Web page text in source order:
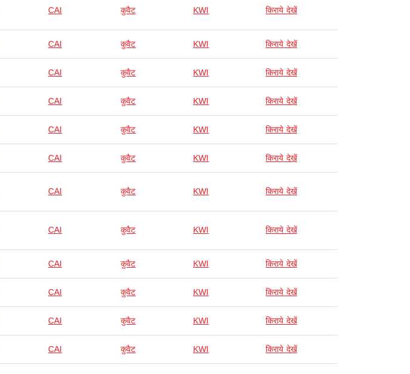
CAI कुवैट KWI किराये देखें
CAI कुवैट KWI किराये देखें
CAI कुवैट KWI किराये देखें
CAI कुवैट KWI किराये देखें
CAI कुवैट KWI किराये देखें
CAI कुवैट KWI किराये देखें
CAI कुवैट KWI किराये देखें
CAI कुवैट KWI किराये देखें
CAI कुवैट KWI किराये देखें
CAI कुवैट KWI किराये देखें
CAI कुवैट KWI किराये देखें
CAI कुवैट KWI किराये देखें